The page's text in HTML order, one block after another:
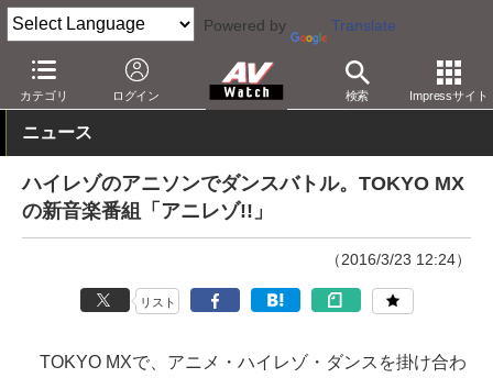
Powered by Translate
カテゴリ ログイン 検索 Impressサイト
AV Watch コンテンツ・サービス 音楽配信
ニュース
ハイレゾのアニソンでダンスバトル。TOKYO MX
の新音楽番組「アニレゾ!!」
（2016/3/23 12:24）
リスト
TOKYO MXで、アニメ・ハイレゾ・ダンスを掛け合わ